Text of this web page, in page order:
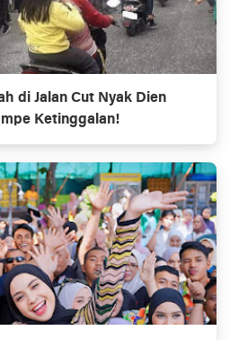
di Jalan Cut Nyak Dien
Ketinggalan!